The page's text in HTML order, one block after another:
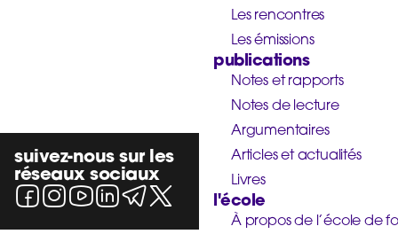
suivez-nous sur les
réseaux sociaux
Les rencontres
Les émissions
publications
Notes et rapports
Notes de lecture
Argumentaires
Articles et actualités
Livres
l'école
À propos de l’école de